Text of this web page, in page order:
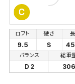
C
ロフト
9.5
硬さ
S
バランス
D 2
総重
306
新着通知
新着通知を「
が入荷した際
「お知らせ」
検索条件を保
これまで保存
索条件一覧」